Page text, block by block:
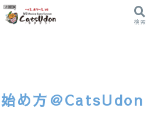
め方＠CatsUdon
検索